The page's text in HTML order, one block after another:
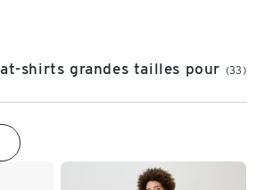
shirts grandes tailles pour (33)